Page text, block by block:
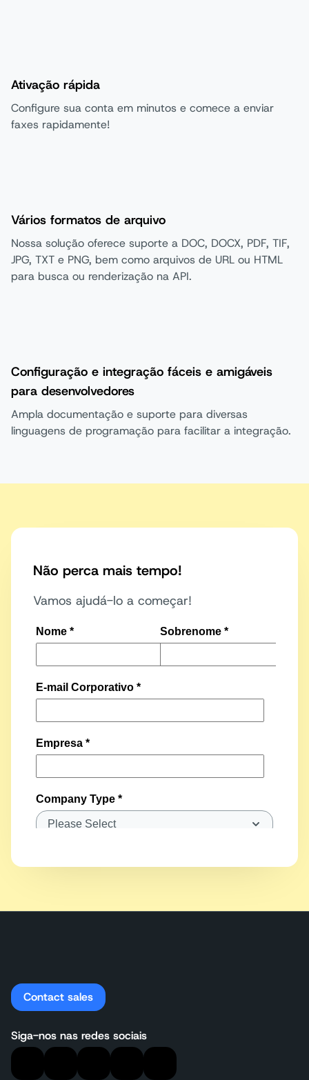
Ativação rápida
Configure sua conta em minutos e comece a enviar
faxes rapidamente!
Vários formatos de arquivo
Nossa solução oferece suporte a DOC, DOCX, PDF, TIF,
JPG, TXT e PNG, bem como arquivos de URL ou HTML
para busca ou renderização na API.
Configuração e integração fáceis e amigáveis
para desenvolvedores
Ampla documentação e suporte para diversas
linguagens de programação para facilitar a integração.
Não perca mais tempo!
Vamos ajudá-lo a começar!
Contact sales
Siga-nos nas redes sociais